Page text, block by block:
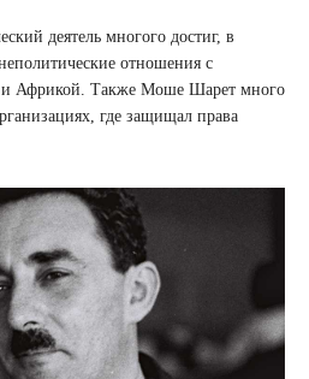
деятель многого достиг, в
отношения с
Африкой. Также Моше Шарет много
где защищал права